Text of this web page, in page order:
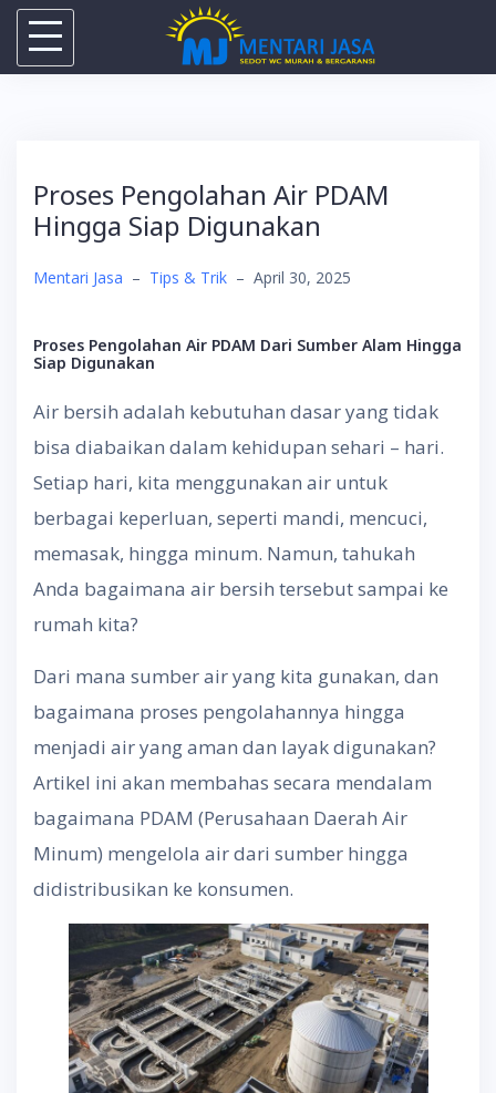
Skip
Proses Pengolahan Air PDAM
Hingga Siap Digunakan
Mentari Jasa – Tips & Trik – April 30, 2025
Proses Pengolahan Air PDAM Dari Sumber Alam Hingga
Siap Digunakan
Air bersih adalah kebutuhan dasar yang tidak
bisa diabaikan dalam kehidupan sehari – hari.
Setiap hari, kita menggunakan air untuk
berbagai keperluan, seperti mandi, mencuci,
memasak, hingga minum. Namun, tahukah
Anda bagaimana air bersih tersebut sampai ke
rumah kita?
Dari mana sumber air yang kita gunakan, dan
bagaimana proses pengolahannya hingga
menjadi air yang aman dan layak digunakan?
Artikel ini akan membahas secara mendalam
bagaimana PDAM (Perusahaan Daerah Air
Minum) mengelola air dari sumber hingga
didistribusikan ke konsumen.